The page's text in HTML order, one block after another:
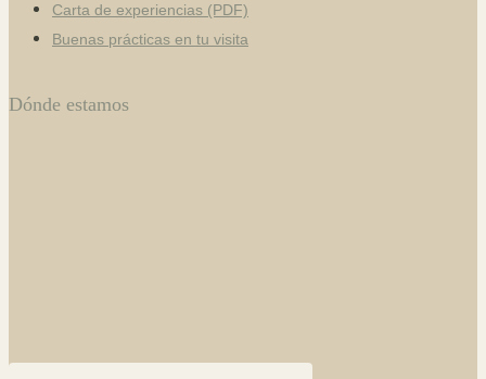
Carta de experiencias (PDF)
Buenas prácticas en tu visita
Dónde estamos